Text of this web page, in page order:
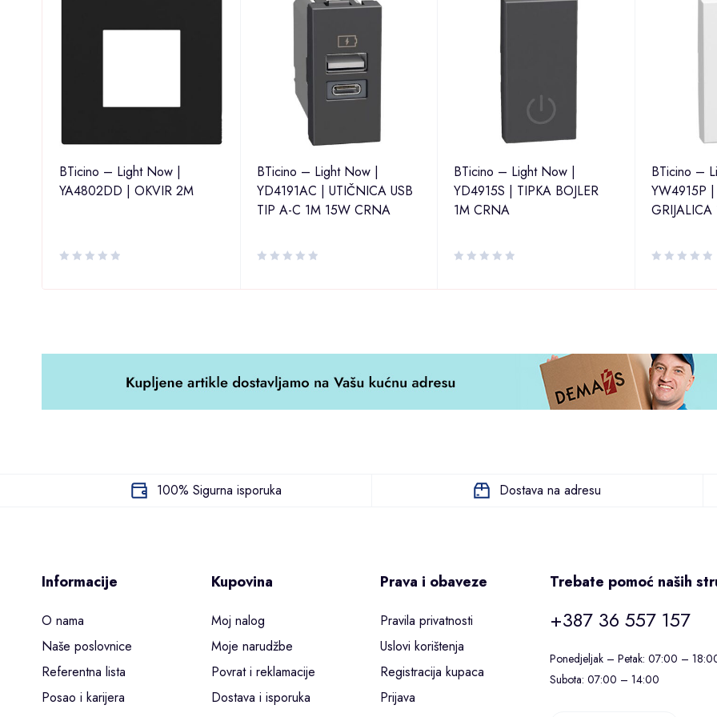
BTicino – Light Now |
YA4802DD | OKVIR 2M
BTicino – Light Now |
YD4191AC | UTIČNICA USB
TIP A-C 1M 15W CRNA
BTicino – Light Now |
YD4915S | TIPKA BOJLER
1M CRNA
BTicino –
YW4915P
GRIJALICA
100% Sigurna isporuka Dostava na adresu
Informacije
O nama
Naše poslovnice
Referentna lista
Posao i karijera
Kupovina
Moj nalog
Moje narudžbe
Povrat i reklamacije
Dostava i isporuka
Prava i obaveze
Pravila privatnosti
Uslovi korištenja
Registracija kupaca
Prijava
Trebate pomoć naših
+387 36 557 157
Ponedjeljak – Petak: 07:00 –
Subota: 07:00 – 14:00